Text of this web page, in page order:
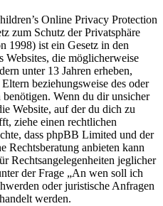
Online Privacy Protection
zum Schutz der Privatsphäre
1998) ist ein Gesetz in den
Websites, die möglicherweise
unter 13 Jahren erheben,
beziehungsweise des oder
Wenn du dir unsicher
Website, auf der du dich zu
ziehe einen rechtlichen
dass phpBB Limited und der
Rechtsberatung anbieten kann
Rechtsangelegenheiten jeglicher
der Frage „An wen soll ich
oder juristische Anfragen
werden.